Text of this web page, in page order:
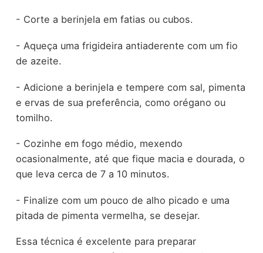
- Corte a berinjela em fatias ou cubos.
- Aqueça uma frigideira antiaderente com um fio
de azeite.
- Adicione a berinjela e tempere com sal, pimenta
e ervas de sua preferência, como orégano ou
tomilho.
- Cozinhe em fogo médio, mexendo
ocasionalmente, até que fique macia e dourada, o
que leva cerca de 7 a 10 minutos.
- Finalize com um pouco de alho picado e uma
pitada de pimenta vermelha, se desejar.
Essa técnica é excelente para preparar